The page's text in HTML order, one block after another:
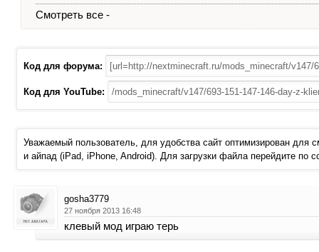
Смотреть все -
Код для форума:
Код для YouTube:
Уважаемый пользователь, для удобства сайт оптимизирован для
и айпад (iPad, iPhone, Android). Для загрузки файла перейдите по
gosha3779
27 ноября 2013 16:48
клевый мод играю терь